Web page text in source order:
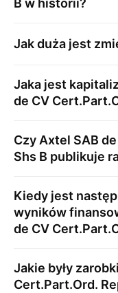
B w historii?
Jak duża jest
Jaka jest
de CV
Czy Axtel SAB
Shs B publikuje
Kiedy jest
wyników
de CV
Jakie były zarobki
Cert.Part.Ord.